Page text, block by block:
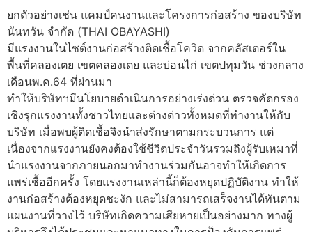
ยกตัวอย่างเช่น แคมป์คนงานและโครงการก่อสร้าง​ ของบริษัท​
นันทวัน​ จำกัด​ (THAI OBAYASHI)
มีแรงงานในไซต์งานก่อสร้างติดเชื้อโควิด จากคลัสเตอร์ใน
พื้นที่คลองเตย เขตคลองเตย และบ่อนไก่ เขตปทุมวัน ช่วงกลาง
เดือนพ.ค.64 ที่ผ่านมา
ทำให้บริษัทฯมีนโยบายดำเนินการอย่างเร่งด่วน ตรวจคัดกรอง
เชิงรุกแรงงานทั้งชาวไทยและต่างด่าวทั้งหมดที่ทำงานให้กับ
บริษัท เมื่อพบผู้ติดเชื้อจึงนำส่งรักษาตามกระบวนการ แต่
เนื่องจากแรงงานยังคงต้องใช้ชีวิตประจำวันรวมถึงผู้รับเหมาที่
นำแรงงานจากภายนอกมาทำงานร่วมกันอาจทำให้เกิดการ
แพร่เชื้ออีกครั้ง โดยแรงงานเหล่านี้ก็ต้องหยุดปฏิบัติงาน ทำให้
งานก่อสร้างต้องหยุดชะงัก และไม่สามารถเสร็จงานได้ทันตาม
แผนงานที่วางไว้ บริษัทเกิดความเสียหายเป็นอย่างมาก ทางผู้